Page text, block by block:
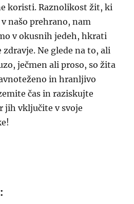
koristi. Raznolikost žit, ki
našo prehrano, nam
v okusnih jedeh, hkrati
zdravje. Ne glede na to, ali
ječmen ali proso, so žita
in hranljivo
čas in raziskujte
jih vključite v svoje